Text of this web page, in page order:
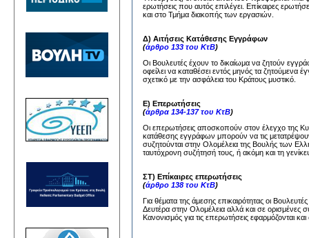
ερωτήσεις που αυτός επιλέγει. Επίκαιρες
και στο Τμήμα διακοπής των εργασιών.
Δ) Αιτήσεις Κατάθεσης Εγγράφων
(άρθρο 133 του ΚτΒ)
Οι Βουλευτές έχουν το δικαίωμα να ζητούν
οφείλει να καταθέσει εντός μηνός τα
σχετικό με την ασφάλεια του Κράτους μυστικό.
Ε) Επερωτήσεις
(άρθρα 134-137 του ΚτΒ)
Οι επερωτήσεις αποσκοπούν στον έλεγχο της
κατάθεσης εγγράφων μπορούν να τις
συζητούνται στην Ολομέλεια της Βουλής των
ταυτόχρονη συζήτησή τους, ή ακόμη και τη
ΣΤ) Επίκαιρες επερωτήσεις
(άρθρο 138 του ΚτΒ)
Για θέματα της άμεσης επικαιρότητας οι
Δευτέρα στην Ολομέλεια αλλά και σε ορισμένες
Κανονισμός για τις επερωτήσεις εφαρμόζονται